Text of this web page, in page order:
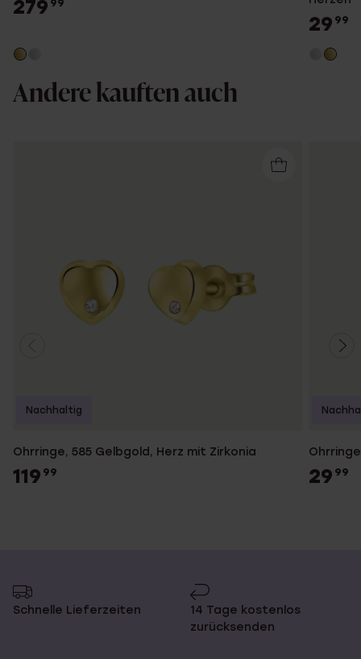
279 99
29 99
Andere kauften auch
Ohrringe, 585 Gelbgold, Herz mit Zirkonia
119 99
Nachhaltig
29 99
Schnelle Lieferzeiten
14 Tage kostenlos
zurücksenden